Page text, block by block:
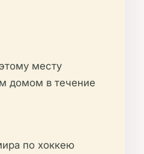
месту
домом в течение
по хоккею